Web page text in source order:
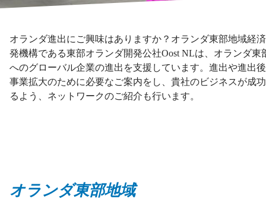
オランダ進出にご興味はありますか？オランダ東部地域経
発機構である東部オランダ開発公社Oost NLは、オランダ東
へのグローバル企業の進出を支援しています。進出や進出
事業拡大のために必要なご案内をし、貴社のビジネスが成
るよう、ネットワークのご紹介も行います。
オランダ東部地域